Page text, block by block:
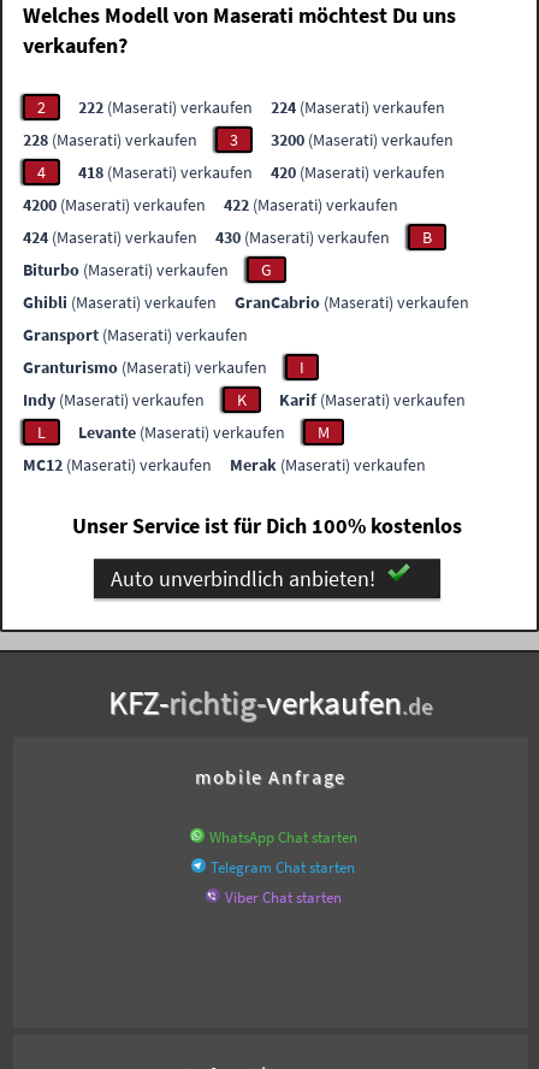
Welches Modell von Maserati möchtest Du uns
verkaufen?
2 222 (Maserati) verkaufen 224 (Maserati) verkaufen
228 (Maserati) verkaufen 3 3200 (Maserati) verkaufen
4
418 (Maserati) verkaufen 420 (Maserati) verkaufen
4200 (Maserati) verkaufen 422 (Maserati) verkaufen
424 (Maserati) verkaufen 430 (Maserati) verkaufen
B
Biturbo (Maserati) verkaufen
G
Ghibli (Maserati) verkaufen GranCabrio (Maserati) verkaufen
Gransport (Maserati) verkaufen
Granturismo (Maserati) verkaufen
I
Indy (Maserati) verkaufen K Karif (Maserati) verkaufen
L
Levante (Maserati) verkaufen
M
MC12 (Maserati) verkaufen Merak (Maserati) verkaufen
Unser Service ist für Dich 100% kostenlos
Auto unverbindlich anbieten!
KFZ-richtig-verkaufen.de
mobile Anfrage
WhatsApp Chat starten
Telegram Chat starten
Viber Chat starten